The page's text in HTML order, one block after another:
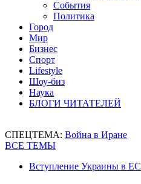
События
Политика
Город
Мир
Бизнес
Спорт
Lifestyle
Шоу-биз
Наука
БЛОГИ ЧИТАТЕЛЕЙ
СПЕЦТЕМА: Война в Иране
ВСЕ ТЕМЫ
Вступление Украины в ЕС